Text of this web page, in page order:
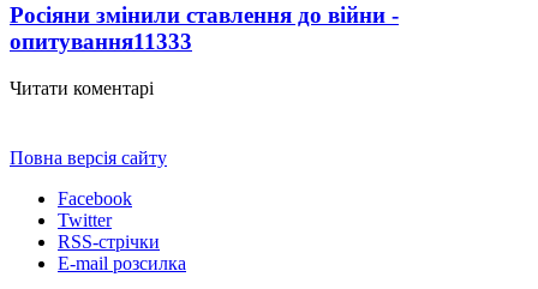
Росіяни змінили ставлення до війни -
опитування11333
Читати коментарі
Повна версія сайту
Facebook
Twitter
RSS-стрічки
E-mail розсилка